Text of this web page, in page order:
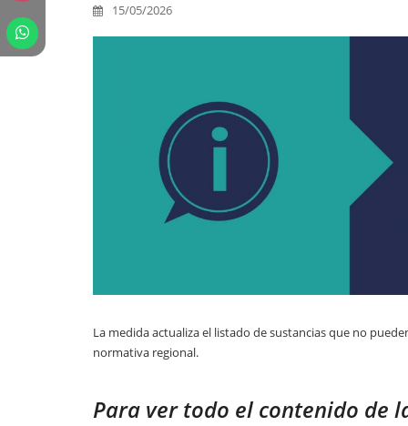
15/05/2026
La medida actualiza el listado de sustancias que no
normativa regional.
Para ver todo el contenido de